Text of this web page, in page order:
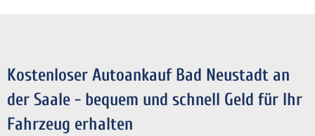
Kostenloser Autoankauf Bad Neustadt an
der Saale - bequem und schnell Geld für Ihr
Fahrzeug erhalten